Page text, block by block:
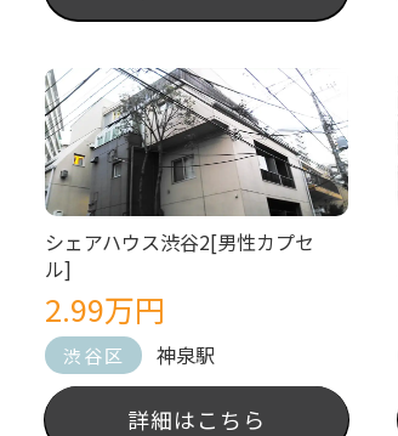
シェアハウス渋谷2[男性カプセ
ル]
2.99万円
渋谷区 神泉駅
詳細はこちら